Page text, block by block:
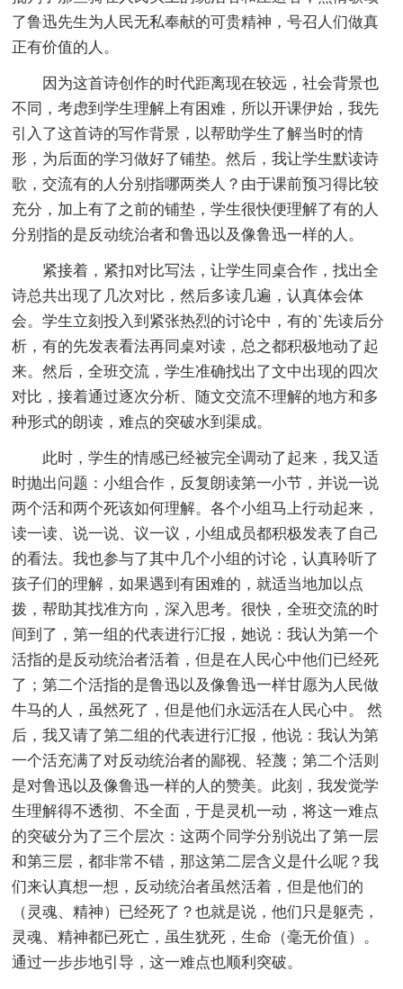
了鲁迅先生为人民无私奉献的可贵精神，号召人们做真
正有价值的人。
因为这首诗创作的时代距离现在较远，社会背景也
不同，考虑到学生理解上有困难，所以开课伊始，我先
引入了这首诗的写作背景，以帮助学生了解当时的情
形，为后面的学习做好了铺垫。然后，我让学生默读诗
歌，交流有的人分别指哪两类人？由于课前预习得比较
充分，加上有了之前的铺垫，学生很快便理解了有的人
分别指的是反动统治者和鲁迅以及像鲁迅一样的人。
紧接着，紧扣对比写法，让学生同桌合作，找出全
诗总共出现了几次对比，然后多读几遍，认真体会体
会。学生立刻投入到紧张热烈的讨论中，有的`先读后分
析，有的先发表看法再同桌对读，总之都积极地动了起
来。然后，全班交流，学生准确找出了文中出现的四次
对比，接着通过逐次分析、随文交流不理解的地方和多
种形式的朗读，难点的突破水到渠成。
此时，学生的情感已经被完全调动了起来，我又适
时抛出问题：小组合作，反复朗读第一小节，并说一说
两个活和两个死该如何理解。各个小组马上行动起来，
读一读、说一说、议一议，小组成员都积极发表了自己
的看法。我也参与了其中几个小组的讨论，认真聆听了
孩子们的理解，如果遇到有困难的，就适当地加以点
拨，帮助其找准方向，深入思考。很快，全班交流的时
间到了，第一组的代表进行汇报，她说：我认为第一个
活指的是反动统治者活着，但是在人民心中他们已经死
了；第二个活指的是鲁迅以及像鲁迅一样甘愿为人民做
牛马的人，虽然死了，但是他们永远活在人民心中。 然
后，我又请了第二组的代表进行汇报，他说：我认为第
一个活充满了对反动统治者的鄙视、轻蔑；第二个活则
是对鲁迅以及像鲁迅一样的人的赞美。此刻，我发觉学
生理解得不透彻、不全面，于是灵机一动，将这一难点
的突破分为了三个层次：这两个同学分别说出了第一层
和第三层，都非常不错，那这第二层含义是什么呢？我
们来认真想一想，反动统治者虽然活着，但是他们的
（灵魂、精神）已经死了？也就是说，他们只是躯壳，
灵魂、精神都已死亡，虽生犹死，生命（毫无价值）。
通过一步步地引导，这一难点也顺利突破。